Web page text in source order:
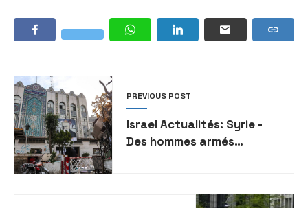
PREVIOUS POST
Israel Actualités: Syrie -
Des hommes armés